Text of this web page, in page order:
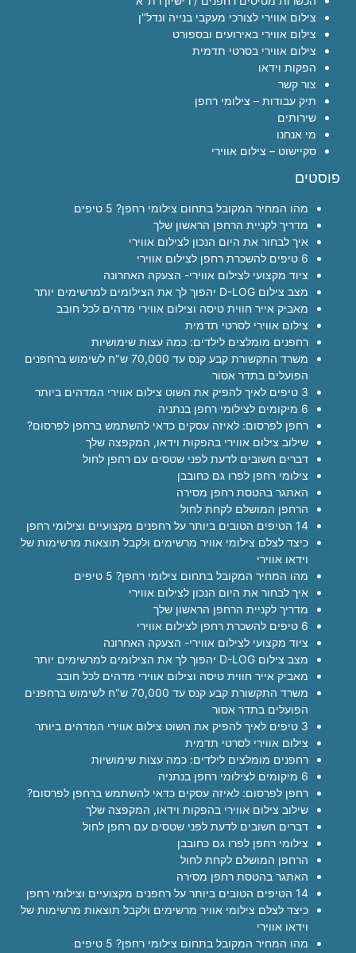
צילום אווירי לצורכי מעקבי בנייה ונדל"ן
צילום אווירי באירועים ובספורט
צילום אווירי בסרטי תדמית
הפקות וידאו
צור קשר
תיק עבודות – צילומי רחפן
שירותים
מי אנחנו
סקיישוט – צילום אווירי
פוסטים
מהו המחיר המקובל בתחום צילומי רחפן? 5 טיפים
מדריך לקניית הרחפן הראשון שלך
איך לבחור את היום הנכון לצילום אווירי
6 טיפים להשכרת רחפן לצילום אווירי
ציוד מקצועי לצילום אווירי- הצעקה האחרונה
מצב צילום D-LOG יהפוך לך את הצילומים למרשימים יותר
מאביק אייר חווית טיסה וצילום אווירי מדהים לכל חובב
צילום אווירי לסרטי תדמית
רחפנים מומלצים לילדים: כמה עצות שימושיות
משרד התקשורת קבע קנס עד 70,000 ש"ח לשימוש ברחפנים
הפועלים בתדר אסור
3 טיפים לאיך להפיק את השוט צילום אווירי המדהים ביותר
6 מיקומים לצילומי רחפן בנתניה
רחפן לפרסום: לאיזה עסקים כדאי להשתמש ברחפן לפרסום?
שילוב צילום אווירי בהפקות וידאו, המקפצה שלך
דברים חשובים לדעת לפני שטסים עם רחפן לחול
צילומי רחפן לפרו גם כחובבן
האתגר בהטסת רחפן מסירה
הרחפן המושלם לקחת לחול
14 הטיפים הטובים ביותר על רחפנים מקצועיים וצילומי רחפן
כיצד לצלם צילומי אוויר מרשימים ולקבל תוצאות מרשימות של
וידאו אווירי
מהו המחיר המקובל בתחום צילומי רחפן? 5 טיפים
איך לבחור את היום הנכון לצילום אווירי
מדריך לקניית הרחפן הראשון שלך
6 טיפים להשכרת רחפן לצילום אווירי
ציוד מקצועי לצילום אווירי- הצעקה האחרונה
מצב צילום D-LOG יהפוך לך את הצילומים למרשימים יותר
מאביק אייר חווית טיסה וצילום אווירי מדהים לכל חובב
משרד התקשורת קבע קנס עד 70,000 ש"ח לשימוש ברחפנים
הפועלים בתדר אסור
3 טיפים לאיך להפיק את השוט צילום אווירי המדהים ביותר
צילום אווירי לסרטי תדמית
רחפנים מומלצים לילדים: כמה עצות שימושיות
6 מיקומים לצילומי רחפן בנתניה
רחפן לפרסום: לאיזה עסקים כדאי להשתמש ברחפן לפרסום?
שילוב צילום אווירי בהפקות וידאו, המקפצה שלך
דברים חשובים לדעת לפני שטסים עם רחפן לחול
צילומי רחפן לפרו גם כחובבן
הרחפן המושלם לקחת לחול
האתגר בהטסת רחפן מסירה
14 הטיפים הטובים ביותר על רחפנים מקצועיים וצילומי רחפן
כיצד לצלם צילומי אוויר מרשימים ולקבל תוצאות מרשימות של
וידאו אווירי
מהו המחיר המקובל בתחום צילומי רחפן? 5 טיפים